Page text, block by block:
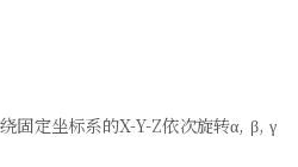
固定坐标系的X-Y-Z依次旋转α, β, γ